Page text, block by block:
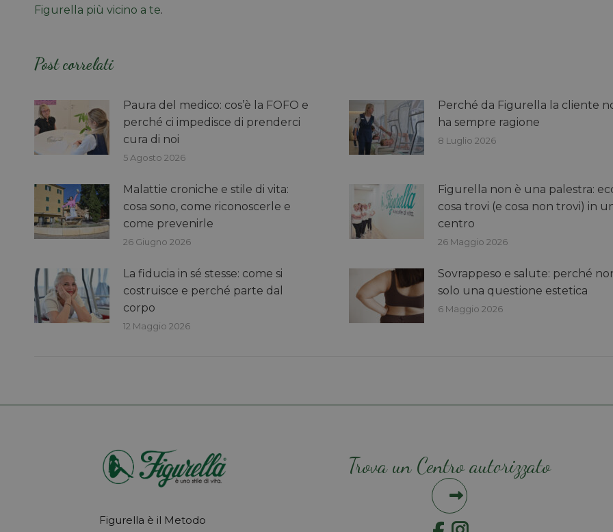
Figurella più vicino a te.
Post correlati
Paura del medico: cos’è la FOFO e
perché ci impedisce di prenderci
cura di noi
5 Agosto 2026
Perché da Figurella la cliente
ha sempre ragione
8 Luglio 2026
Malattie croniche e stile di vita:
cosa sono, come riconoscerle e
come prevenirle
26 Giugno 2026
Figurella non è una palestra:
cosa trovi (e cosa non trovi) in
centro
26 Maggio 2026
La fiducia in sé stesse: come si
costruisce e perché parte dal
corpo
12 Maggio 2026
Sovrappeso e salute: perché
solo una questione estetica
6 Maggio 2026
Figurella è il Metodo
Trova un Centro autorizzato